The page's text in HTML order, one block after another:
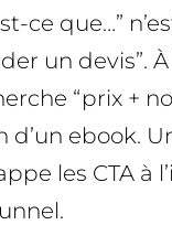
ce que…”
un devis”. À
“prix +
d’un ebook.
les CTA à